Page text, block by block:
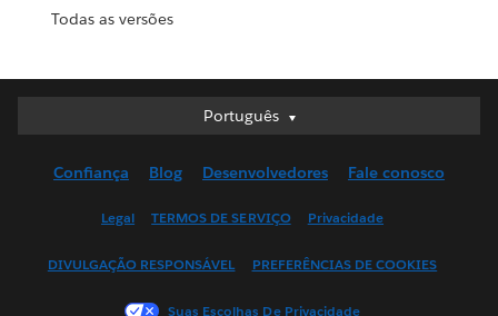
Todas as versões
Português
Português
English (UK)
Français (Canada)
Confiança Blog Desenvolvedores Fale conosco
Legal TERMOS DE SERVIÇO Privacidade
DIVULGAÇÃO RESPONSÁVEL PREFERÊNCIAS DE COOKIES
Suas Escolhas De Privacidade